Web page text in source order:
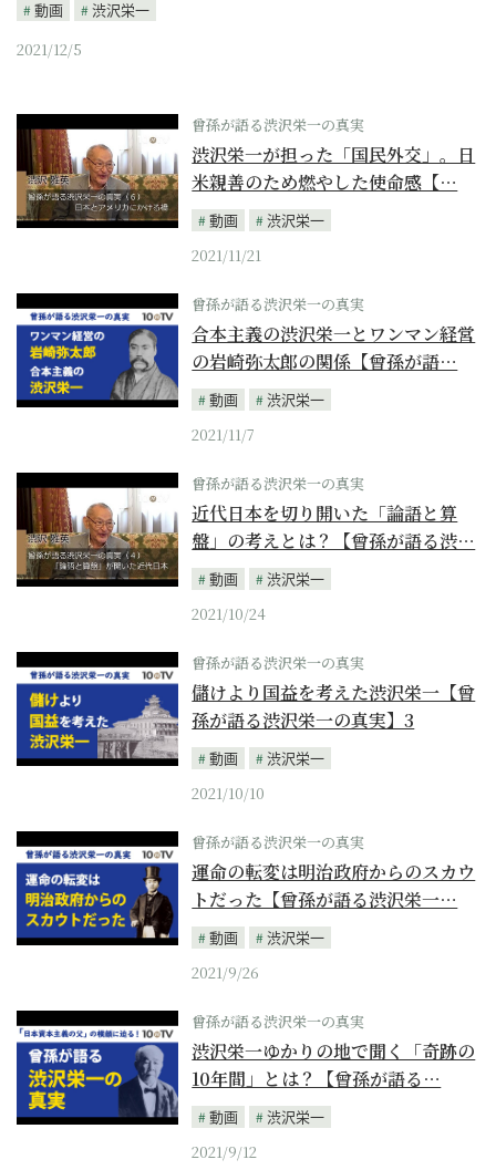
動画
渋沢栄一
2021/12/5
曾孫が語る渋沢栄一の真実
渋沢栄一が担った「国民外交」。日
米親善のため燃やした使命感【…
動画
渋沢栄一
2021/11/21
曾孫が語る渋沢栄一の真実
合本主義の渋沢栄一とワンマン経営
の岩崎弥太郎の関係【曾孫が語…
動画
渋沢栄一
2021/11/7
曾孫が語る渋沢栄一の真実
近代日本を切り開いた「論語と算
盤」の考えとは？【曾孫が語る渋…
動画
渋沢栄一
2021/10/24
曾孫が語る渋沢栄一の真実
儲けより国益を考えた渋沢栄一【曾
孫が語る渋沢栄一の真実】3
動画
渋沢栄一
2021/10/10
曾孫が語る渋沢栄一の真実
運命の転変は明治政府からのスカウ
トだった【曾孫が語る渋沢栄一…
動画
渋沢栄一
2021/9/26
曾孫が語る渋沢栄一の真実
渋沢栄一ゆかりの地で聞く「奇跡の
10年間」とは？【曾孫が語る…
動画
渋沢栄一
2021/9/12